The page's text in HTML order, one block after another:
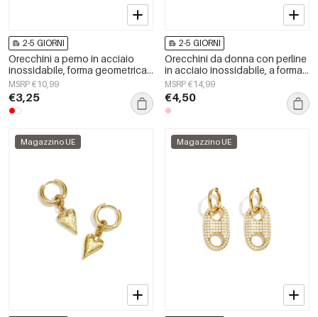
2-5 GIORNI
Orecchini a perno in acciaio
inossidabile, forma geometrica,
semplici, serie &quot;Daily
Simple&quot;, gioielli da donna.
MSRP €10,99
€3,25
2-5 GIORNI
Orecchini da donna con perline
in acciaio inossidabile, a forma
di fiore, semplici e graziosi, della
serie Cute.
MSRP €14,99
€4,50
Magazzino UE Magazzino UE